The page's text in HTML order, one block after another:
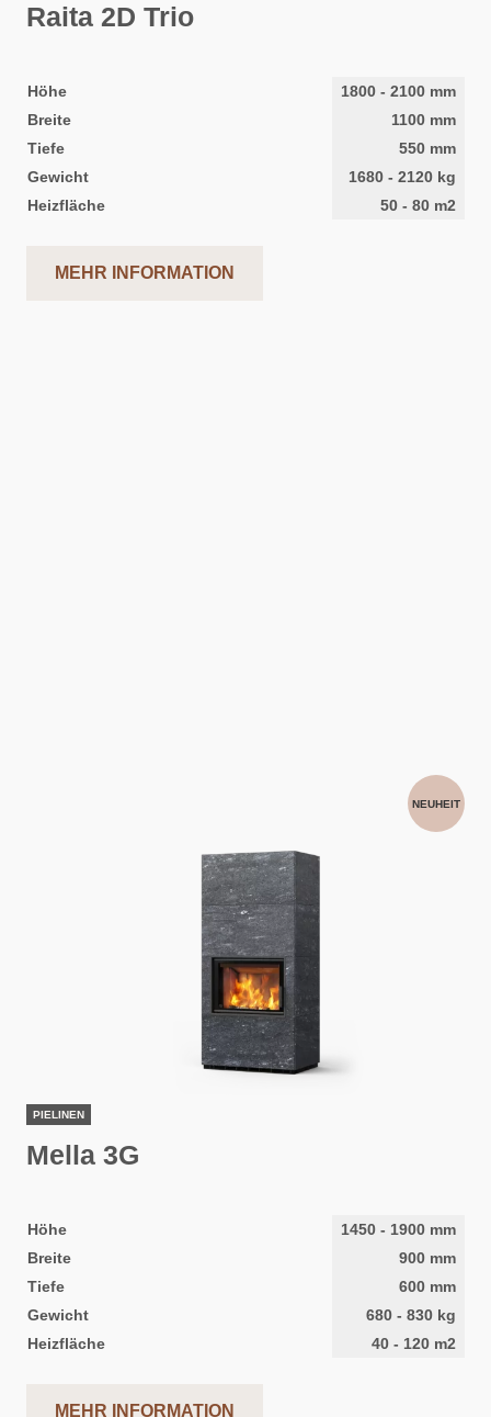
Raita 2D Trio
Höhe 1800 - 2100 mm
Breite
1100 mm
Tiefe
550 mm
Gewicht
1680 - 2120 kg
Heizfläche
50 - 80 m2
MEHR INFORMATION
NEUHEIT
PIELINEN
Mella 3G
Höhe 1450 - 1900 mm
Breite
900 mm
Tiefe
600 mm
Gewicht
680 - 830 kg
Heizfläche
40 - 120 m2
MEHR INFORMATION